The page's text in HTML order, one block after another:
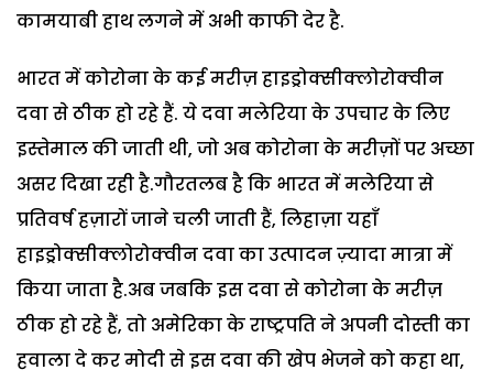
कामयाबी हाथ लगने में अभी काफी देर है.
भारत में कोरोना के कई मरीज़ हाइड्रोक्सीक्लोरोक्वीन
दवा से ठीक हो रहे हैं. ये दवा मलेरिया के उपचार के लिए
इस्तेमाल की जाती थी, जो अब कोरोना के मरीज़ों पर अच्छा
असर दिखा रही है.गौरतलब है कि भारत में मलेरिया से
प्रतिवर्ष हज़ारों जाने चली जाती हैं, लिहाज़ा यहाँ
हाइड्रोक्सीक्लोरोक्वीन दवा का उत्पादन ज़्यादा मात्रा में
किया जाता है.अब जबकि इस दवा से कोरोना के मरीज़
ठीक हो रहे हैं, तो अमेरिका के राष्ट्रपति ने अपनी दोस्ती का
हवाला दे कर मोदी से इस दवा की खेप भेजने को कहा था,